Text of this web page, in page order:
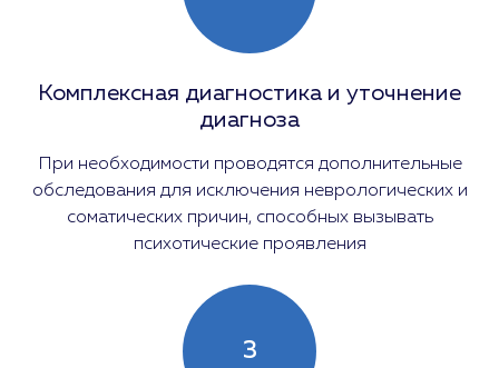
Комплексная диагностика и уточнение
диагноза
При необходимости проводятся дополнительные
обследования для исключения неврологических и
соматических причин, способных вызывать
психотические проявления
3